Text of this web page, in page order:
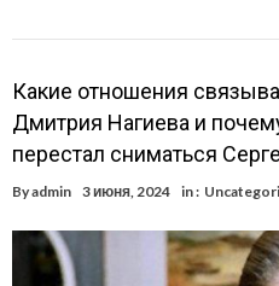
Какие отношения
Дмитрия Нагиева и
перестал сниматься
Byadmin 3 июня, 2024 in :